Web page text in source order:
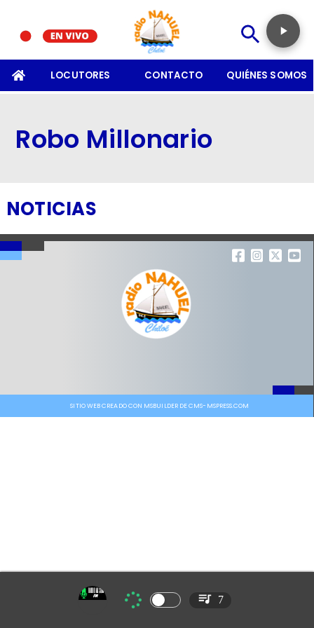
LOCUTORES CONTACTO QUIÉNES SOMOS
Robo Millonario
NOTICIAS
SITIO WEB CREADO CON MSBUILDER DE CMS-MSPRESS.COM
7